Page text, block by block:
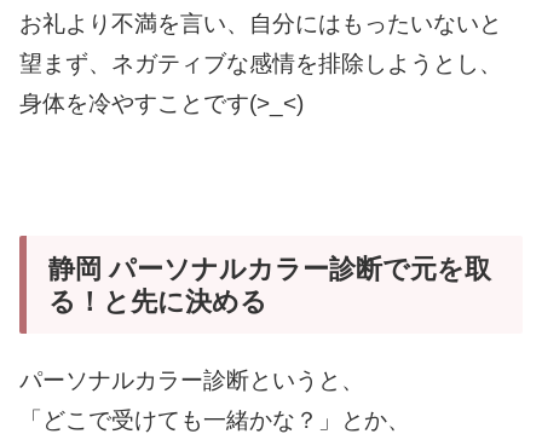
お礼より不満を言い、自分にはもったいないと
望まず、ネガティブな感情を排除しようとし、
身体を冷やすことです(>_<)
静岡 パーソナルカラー診断で元を取
る！と先に決める
パーソナルカラー診断というと、
「どこで受けても一緒かな？」とか、